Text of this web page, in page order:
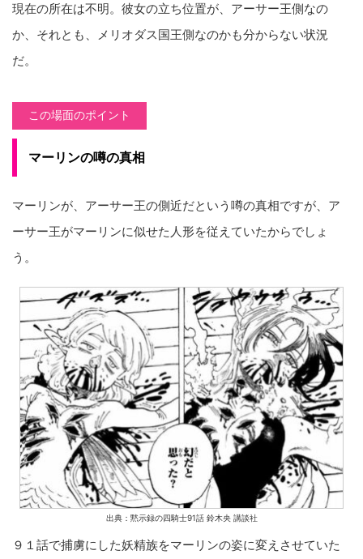
現在の所在は不明。彼女の立ち位置が、アーサー王側なの
か、それとも、メリオダス国王側なのかも分からない状況
だ。
この場面のポイント
マーリンの噂の真相
マーリンが、アーサー王の側近だという噂の真相ですが、ア
ーサー王がマーリンに似せた人形を従えていたからでしょ
う。
出典：黙示録の四騎士91話 鈴木央 講談社
９１話で捕虜にした妖精族をマーリンの姿に変えさせていた